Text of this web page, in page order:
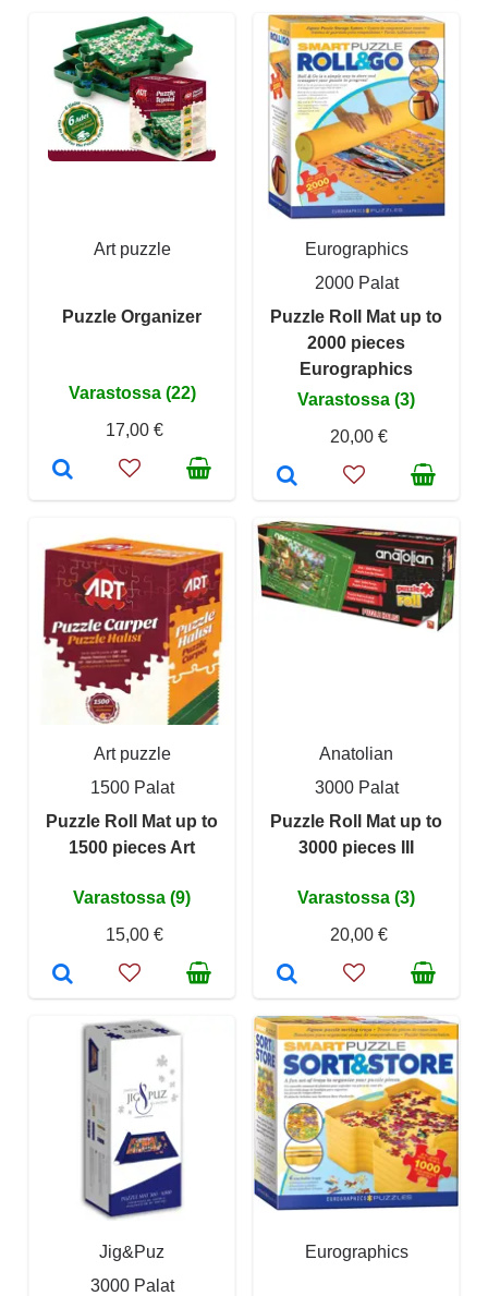
Art puzzle
Puzzle Organizer
Varastossa (22)
17,00 €
Eurographics
2000 Palat
Puzzle Roll Mat up to
2000 pieces
Eurographics
Varastossa (3)
20,00 €
Art puzzle
1500 Palat
Puzzle Roll Mat up to
1500 pieces Art
Varastossa (9)
15,00 €
Anatolian
3000 Palat
Puzzle Roll Mat up to
3000 pieces III
Varastossa (3)
20,00 €
Jig&Puz
3000 Palat
Eurographics